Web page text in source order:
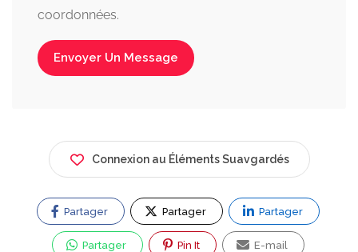
coordonnées.
Envoyer Un Message
Connexion au Éléments Suavgardés
Partager Partager Partager
Partager Pin It E-mail